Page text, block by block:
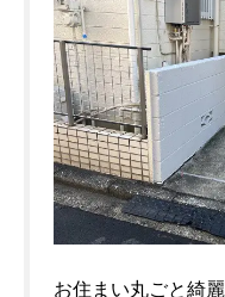
お住まい丸ごと綺